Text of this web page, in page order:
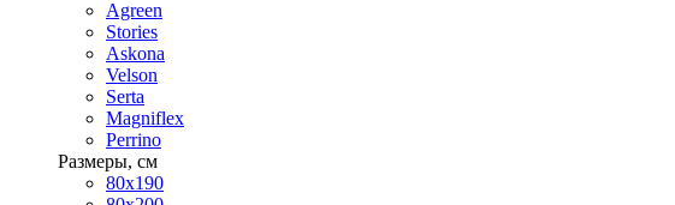
Agreen
Stories
Askona
Velson
Serta
Magniflex
Perrino
Размеры, см
80х190